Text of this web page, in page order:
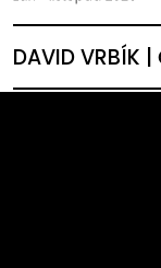
DAVID VRBÍK |